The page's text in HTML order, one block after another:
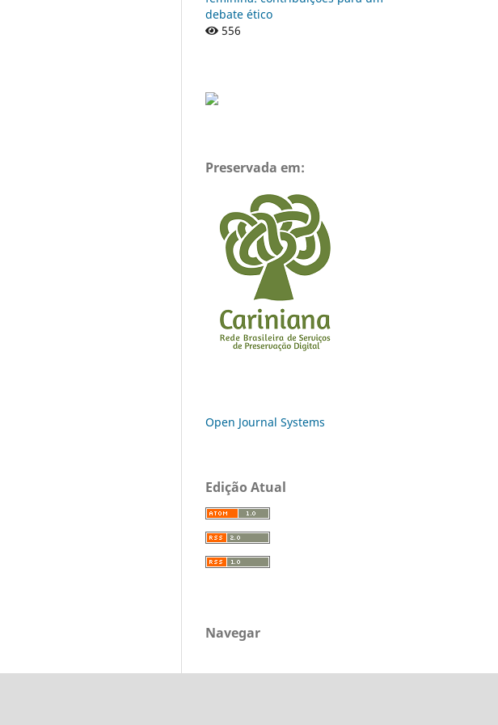
debate ético
556
Preservada em:
Open Journal Systems
Edição Atual
Navegar